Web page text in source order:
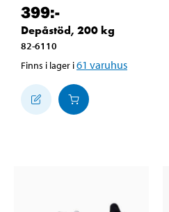
399:-
Depåstöd, 200 kg
82-6110
Finns i lager i61 varuhus